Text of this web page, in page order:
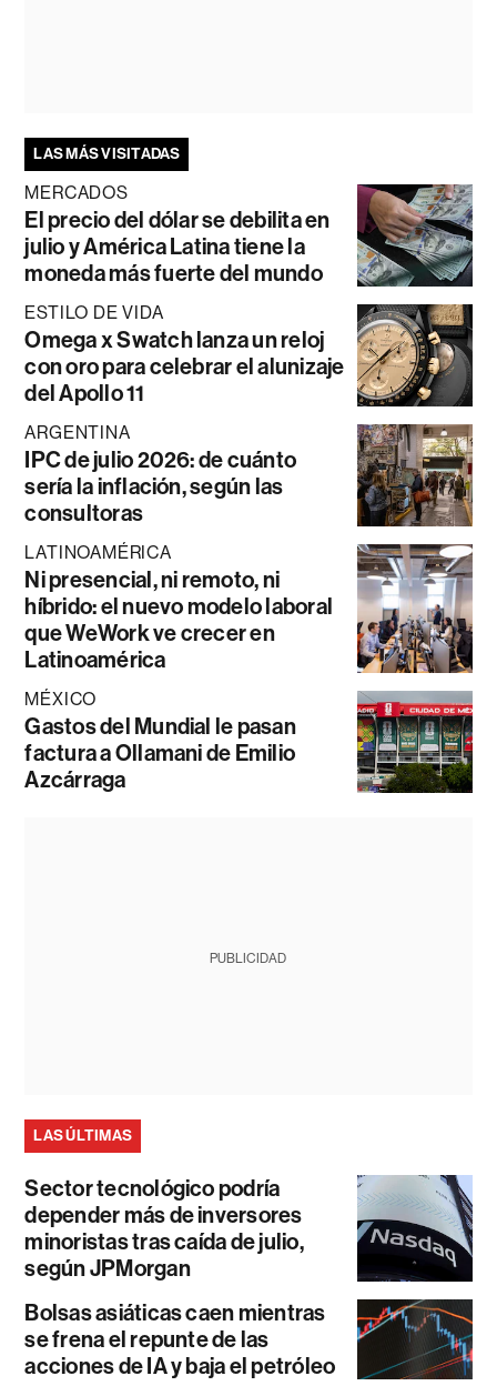
LAS MÁS VISITADAS
MERCADOS
El precio del dólar se debilita en
julio y América Latina tiene la
moneda más fuerte del mundo
ESTILO DE VIDA
Omega x Swatch lanza un reloj
con oro para celebrar el alunizaje
del Apollo 11
ARGENTINA
IPC de julio 2026: de cuánto
sería la inflación, según las
consultoras
LATINOAMÉRICA
Ni presencial, ni remoto, ni
híbrido: el nuevo modelo laboral
que WeWork ve crecer en
Latinoamérica
MÉXICO
Gastos del Mundial le pasan
factura a Ollamani de Emilio
Azcárraga
PUBLICIDAD
LAS ÚLTIMAS
Sector tecnológico podría
depender más de inversores
minoristas tras caída de julio,
según JPMorgan
Bolsas asiáticas caen mientras
se frena el repunte de las
acciones de IA y baja el petróleo